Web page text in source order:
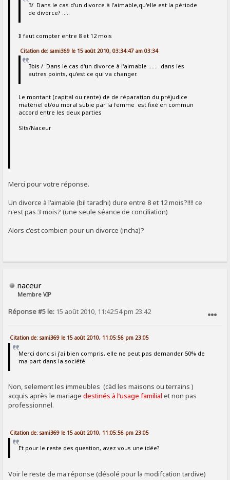
3/ Dans le cas d'un divorce à l'aimable,qu'elle est la période
de divorce? .....
Il faut compter entre 8 et 12 mois
Citation de: sami369 le 15 août 2010, 03:34:47 am 03:34
3bis / Dans le cas d'un divorce à l'aimable ...... dans les
autres points, qu'est ce qui va changer.
Le montant (capital ou rente) de de réparation du préjudice
matériel et/ou moral subie par la femme est fixé en commun
accord entre les deux parties
Slts/Naceur
Merci pour votre réponse.
Un divorce à l'aimable (bil taradhi) dure entre 8 et 12 mois?!!!! ce
n'est pas 3 mois? (une seule séance de conciliation)
Alors c'est combien pour un divorce (incha)?
naceur
Membre VIP
Réponse #5 le: 15 août 2010, 11:42:54 pm 23:42
Citation de: sami369 le 15 août 2010, 11:05:56 pm 23:05
Merci donc si j'ai bien compris, elle ne peut pas demander 50% de
ma part dans la société.
Non, selement les immeubles (càd les maisons ou terrains )
acquis après le mariagedestinés à l’usage familialet non pas
professionnel.
Citation de: sami369 le 15 août 2010, 11:05:56 pm 23:05
Et pour le reste des question, avez vous une idée?
Voir le reste de ma réponse (désolé pour la modifcation tardive)